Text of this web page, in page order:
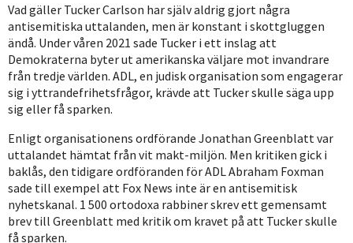
Vad gäller Tucker Carlson har själv aldrig gjort några
antisemitiska uttalanden, men är konstant i skottgluggen
ändå. Under våren 2021 sade Tucker i ett inslag att
Demokraterna byter ut amerikanska väljare mot invandrare
från tredje världen. ADL, en judisk organisation som engagerar
sig i yttrandefrihetsfrågor, krävde att Tucker skulle säga upp
sig eller få sparken.
Enligt organisationens ordförande Jonathan Greenblatt var
uttalandet hämtat från vit makt-miljön. Men kritiken gick i
baklås, den tidigare ordföranden för ADL Abraham Foxman
sade till exempel att Fox News inte är en antisemitisk
nyhetskanal. 1 500 ortodoxa rabbiner skrev ett gemensamt
brev till Greenblatt med kritik om kravet på att Tucker skulle
få sparken.